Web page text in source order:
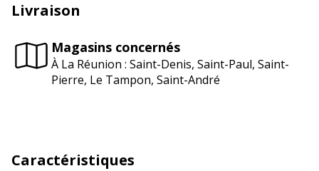
Livraison
Magasins concernés
À La Réunion : Saint-Denis, Saint-Paul, Saint-
Pierre, Le Tampon, Saint-André
Caractéristiques